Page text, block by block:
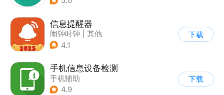
信息提醒器
闹钟时钟
其他
4.1
下载
手机信息设备检测
手机辅助
4.9
下载